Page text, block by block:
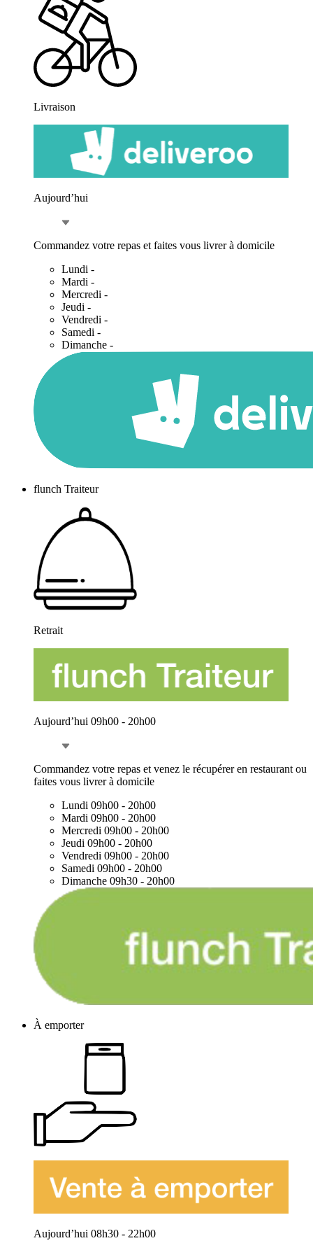
Livraison
Aujourd’hui
Commandez votre repas et faites vous livrer à domicile
Lundi -
Mardi -
Mercredi -
Jeudi -
Vendredi -
Samedi -
Dimanche -
flunch Traiteur
Retrait
Aujourd’hui 09h00 - 20h00
Commandez votre repas et venez le récupérer en restaurant ou
faites vous livrer à domicile
Lundi 09h00 - 20h00
Mardi 09h00 - 20h00
Mercredi 09h00 - 20h00
Jeudi 09h00 - 20h00
Vendredi 09h00 - 20h00
Samedi 09h00 - 20h00
Dimanche 09h30 - 20h00
À emporter
Aujourd’hui 08h30 - 22h00